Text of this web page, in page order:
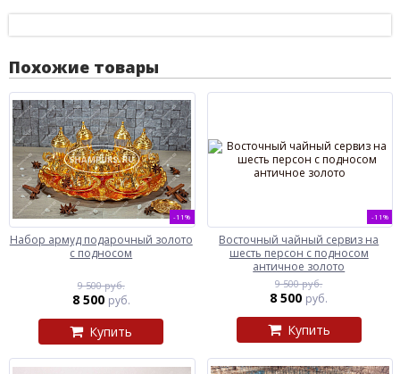
Похожие товары
-11%
Набор армуд подарочный золото
с подносом
9 500 руб.
8 500 руб.
Купить
-11%
Восточный чайный сервиз на
шесть персон с подносом
античное золото
9 500 руб.
8 500 руб.
Купить